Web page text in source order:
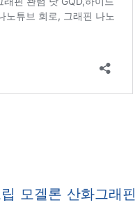
모겔론 산화그래핀